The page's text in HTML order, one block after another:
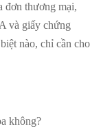
đơn thương mại,
và giấy chứng
nào, chỉ cần cho
không?